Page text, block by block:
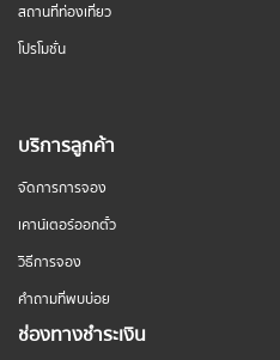
สถานที่ท่องเที่ยว
โปรโมชั่น
บริการลูกค้า
จัดการการจอง
เคาน์เตอร์ออกตั๋ว
วิธีการจอง
คำถามที่พบบ่อย
ช่องทางชำระเงิน